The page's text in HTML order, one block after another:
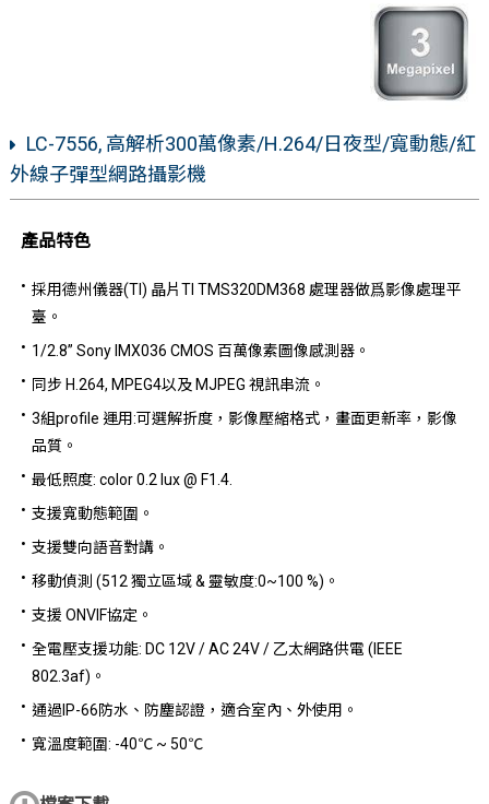
LC-7556, 高解析300萬像素/H.264/日夜型/寬動態/紅
外線子彈型網路攝影機
產品特色
採用德州儀器(TI) 晶片TI TMS320DM368 處理器做爲影像處理平
臺。
1/2.8” Sony IMX036 CMOS 百萬像素圖像感測器。
同步 H.264, MPEG4以及 MJPEG 視訊串流。
3組profile 運用:可選解折度，影像壓縮格式，畫面更新率，影像
品質。
最低照度: color 0.2 lux @ F1.4.
支援寬動態範圍。
支援雙向語音對講。
移動偵測 (512 獨立區域 & 靈敏度:0~100 %)。
支援 ONVIF協定。
全電壓支援功能: DC 12V / AC 24V / 乙太網路供電 (IEEE
802.3af)。
通過IP-66防水、防塵認證，適合室內、外使用。
寬溫度範圍: -40℃ ~ 50℃